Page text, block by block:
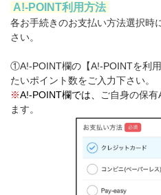
A!-POINT利用方法
各お手続きのお支払い方法選択時
さい。
①A!-POINT欄の【A!-POINTを利
たいポイント数をご入力下さい。
※A!-POINT欄では、
ご自身の保
ます。